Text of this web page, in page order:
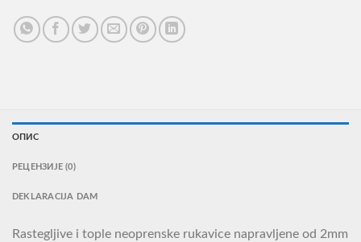
ОПИС
РЕЦЕНЗИЈЕ (0)
DEKLARACIJA DAM
Rastegljive i tople neoprenske rukavice napravljene od 2mm